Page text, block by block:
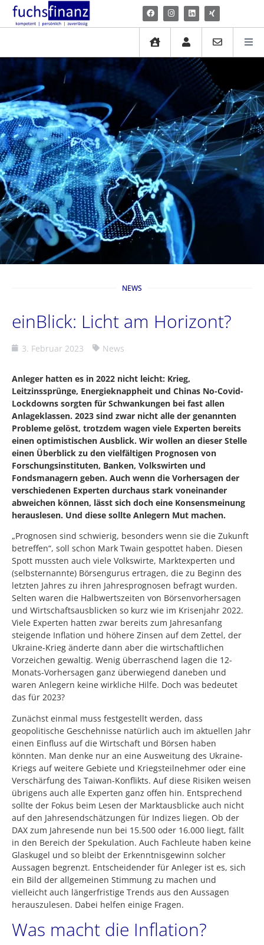
NEWS
einBlick: Licht am Horizont?
3. Februar 2023 News
Anleger hatten es in 2022 nicht leicht: Krieg,
Leitzinssprünge, Energieknappheit und Chinas No-Covid-
Lockdowns sorgten für Schwankungen bei fast allen
Anlageklassen. 2023 sind zwar nicht alle der genannten
Probleme gelöst, trotzdem wagen viele Experten bereits
einen optimistischen Ausblick. Wir wollen an dieser Stelle
einen Überblick zu den vielfältigen Prognosen von
Forschungsinstituten, Banken, Volkswirten und
Fondsmanagern geben. Auch wenn die Vorhersagen der
verschiedenen Experten durchaus stark voneinander
abweichen können, lässt sich doch eine Konsensmeinung
herauslesen. Und diese sollte Anlegern Mut machen.
„Prognosen sind schwierig, besonders wenn sie die Zukunft
betreffen“, soll schon Mark Twain gespottet haben. Diesen
Spott mussten auch viele Volkswirte, Marktexperten und
(selbsternannte) Börsengurus ertragen, die zu Beginn des
letzten Jahres zu ihren Jahresprognosen befragt wurden.
Selten waren die Halbwertszeiten von Börsenvorhersagen
und Wirtschaftsausblicken so kurz wie im Krisenjahr 2022.
Viele Experten hatten zwar bereits zum Jahresanfang
steigende Inflation und höhere Zinsen auf dem Zettel, der
Ukraine-Krieg änderte dann aber die wirtschaftlichen
Vorzeichen gewaltig. Wenig überraschend lagen die 12-
Monats-Vorhersagen ganz überwiegend daneben und
waren Anlegern keine wirkliche Hilfe. Doch was bedeutet
das für 2023?
Zunächst einmal muss festgestellt werden, dass
geopolitische Geschehnisse natürlich auch im aktuellen Jahr
einen Einfluss auf die Wirtschaft und Börsen haben
könnten. Man denke nur an eine Ausweitung des Ukraine-
Kriegs auf weitere Gebiete und Kriegsteilnehmer oder eine
Verschärfung des Taiwan-Konflikts. Auf diese Risiken weisen
übrigens auch alle Experten ganz offen hin. Entsprechend
sollte der Fokus beim Lesen der Marktausblicke auch nicht
auf den Jahresendschätzungen für Indizes liegen. Ob der
DAX zum Jahresende nun bei 15.500 oder 16.000 liegt, fällt
in den Bereich der Spekulation. Auch Fachleute haben keine
Glaskugel und so bleibt der Erkenntnisgewinn solcher
Aussagen begrenzt. Entscheidender für Anleger ist es, sich
ein Bild der allgemeinen Stimmung zu machen und
vielleicht auch längerfristige Trends aus den Aussagen
herauszulesen. Dabei helfen einige Fragen.
Was macht die Inflation?